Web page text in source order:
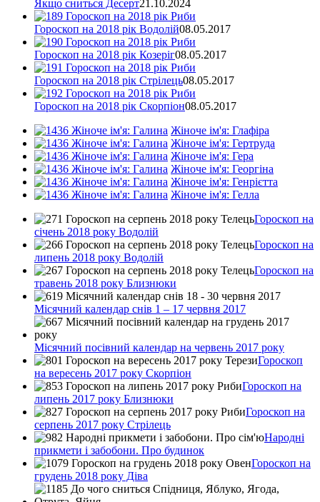
Якщо сниться Десерт21.10.2024
Гороскоп на 2018 рік Водолій08.05.2017
Гороскоп на 2018 рік Козеріг08.05.2017
Гороскоп на 2018 рік Стрілець08.05.2017
Гороскоп на 2018 рік Скорпіон08.05.2017
Жіноче ім'я: Глафіра
Жіноче ім'я: Гертруда
Жіноче ім'я: Гера
Жіноче ім'я: Георгіна
Жіноче ім'я: Генрієтта
Жіноче ім'я: Гелла
Гороскоп на
січень 2018 року Водолій
Гороскоп на
липень 2018 року Водолій
Гороскоп на
травень 2018 року Близнюки
Місячний календар снів 1 – 17 червня 2017
Місячний посівний календар на червень 2017 року
Гороскоп
на вересень 2017 року Скорпіон
Гороскоп на
липень 2017 року Близнюки
Гороскоп на
серпень 2017 року Стрілець
Народні
прикмети і забобони. Про будинок
Гороскоп на
грудень 2018 року Діва